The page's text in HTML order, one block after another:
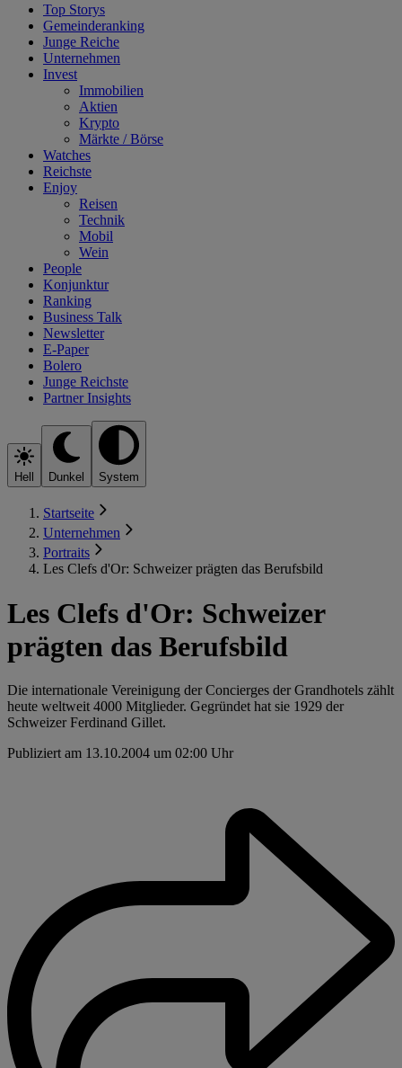
Top Storys
Gemeinderanking
Junge Reiche
Unternehmen
Invest
Immobilien
Aktien
Krypto
Märkte / Börse
Watches
Reichste
Enjoy
Reisen
Technik
Mobil
Wein
People
Konjunktur
Ranking
Business Talk
Newsletter
E-Paper
Bolero
Junge Reichste
Partner Insights
Hell Dunkel System
Startseite
Unternehmen
Portraits
Les Clefs d'Or: Schweizer prägten das Berufsbild
Les Clefs d'Or: Schweizer
prägten das Berufsbild
Die internationale Vereinigung der Concierges der Grandhotels zählt
heute weltweit 4000 Mitglieder. Gegründet hat sie 1929 der
Schweizer Ferdinand Gillet.
Publiziert am 13.10.2004 um 02:00 Uhr